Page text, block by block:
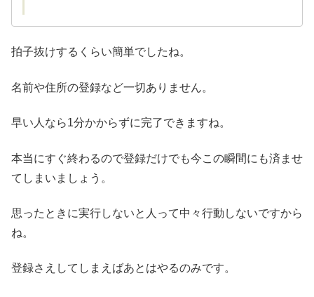
拍子抜けするくらい簡単でしたね。
名前や住所の登録など一切ありません。
早い人なら1分かからずに完了できますね。
本当にすぐ終わるので登録だけでも今この瞬間にも済ませ
てしまいましょう。
思ったときに実行しないと人って中々行動しないですから
ね。
登録さえしてしまえばあとはやるのみです。